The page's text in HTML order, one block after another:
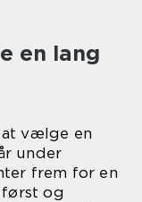
en lang
vælge en
under
frem for en
først og